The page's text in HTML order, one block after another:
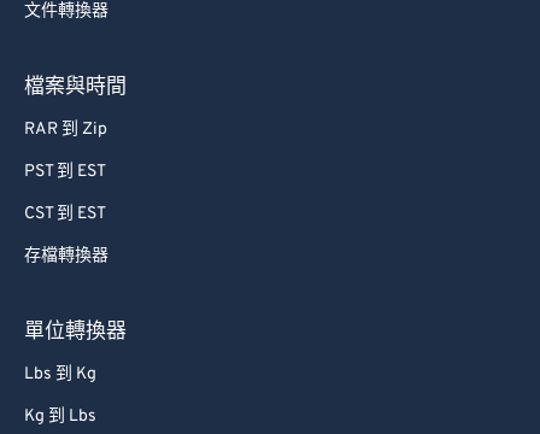
文件轉換器
檔案與時間
RAR 到 Zip
PST 到 EST
CST 到 EST
存檔轉換器
單位轉換器
Lbs 到 Kg
Kg 到 Lbs